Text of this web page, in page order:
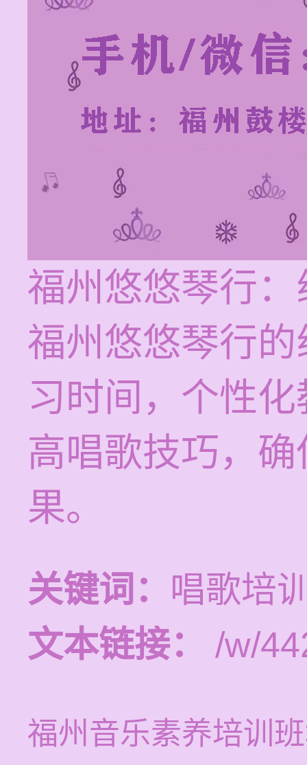
福州悠悠琴行
福州悠悠琴行
习时间，个性
高唱歌技巧，
果。
关键词： 唱歌培
文本链接：
/w/
福州音乐素养培训